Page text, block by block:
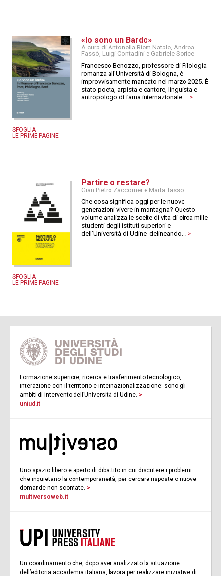
SFOGLIA
LE PRIME PAGINE
«Io sono un Bardo»
A cura di Antonella Riem Natale, Andrea
Fassò, Luigi Contadini e Gabriele Sorice
Francesco Benozzo, professore di Filologia
romanza all’Università di Bologna, è
improvvisamente mancato nel marzo 2025. È
stato poeta, arpista e cantore, linguista e
antropologo di fama internazionale.... >
SFOGLIA
LE PRIME PAGINE
Partire o restare?
Gian Pietro Zaccomer e Marta Tasso
Che cosa significa oggi per le nuove
generazioni vivere in montagna? Questo
volume analizza le scelte di vita di circa mille
studenti degli istituti superiori e
dell’Università di Udine, delineando... >
Formazione superiore, ricerca e trasferimento tecnologico,
interazione con il territorio e internazionalizzazione: sono gli
ambiti di intervento dell’Università di Udine. >
uniud.it
Uno spazio libero e aperto di dibattito in cui discutere i problemi
che inquietano la contemporaneità, per cercare risposte o nuove
domande non scontate. >
multiversoweb.it
Un coordinamento che, dopo aver analizzato la situazione
dell’editoria accademia italiana, lavora per realizzare iniziative di